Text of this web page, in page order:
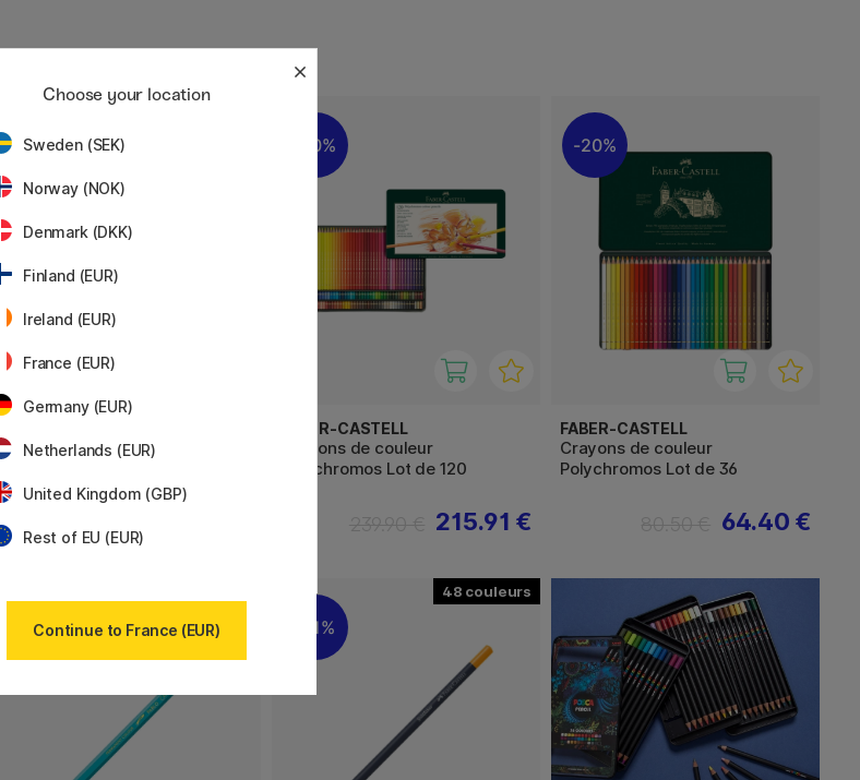
11%
Super Ferby (+3 ans) Lot de 18
10%
FABER-CASTELL
Crayons de couleur
Polychromos Lot de 120
215.91 €
20%
FABER-CASTELL
Crayons de couleur
Polychromos Lot de 36
64.40 €
48
11%
Choose your location
Sweden (SEK)
Norway (NOK)
Denmark (DKK)
Finland (EUR)
Ireland (EUR)
France (EUR)
Germany (EUR)
Netherlands (EUR)
United Kingdom (GBP)
Rest of EU (EUR)
Continue to France (EUR)